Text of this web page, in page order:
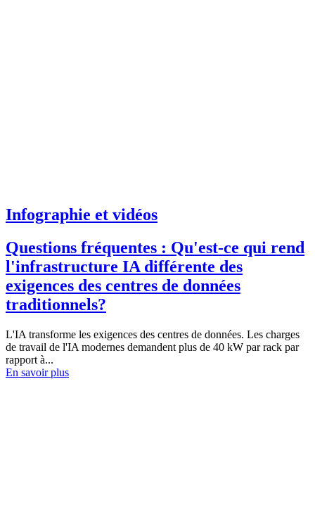
Infographie et vidéos
Questions fréquentes : Qu'est-ce qui rend
l'infrastructure IA différente des
exigences des centres de données
traditionnels?
L'IA transforme les exigences des centres de données. Les charges
de travail de l'IA modernes demandent plus de 40 kW par rack par
rapport à...
En savoir plus